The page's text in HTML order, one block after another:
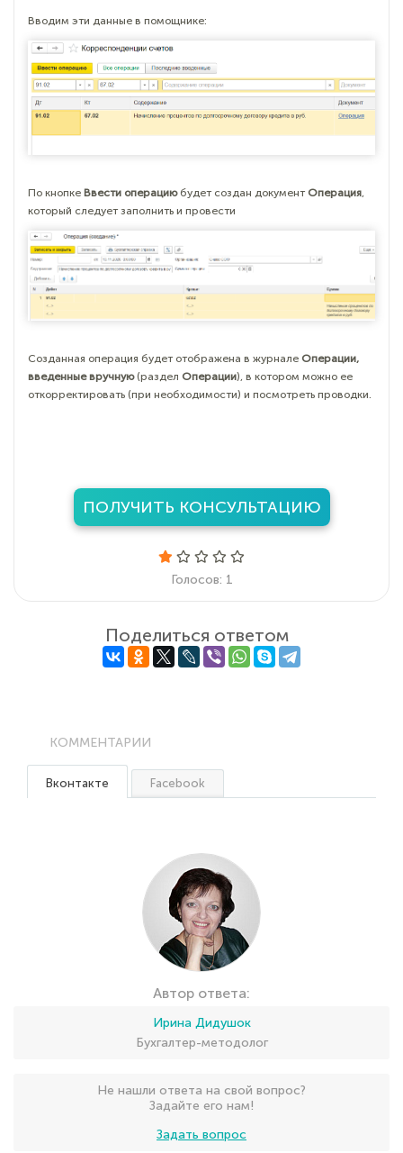
Вводим эти данные в помощнике:
По кнопке Ввести операциюбудет создан документ Операция,
который следует заполнить и провести
Созданная операция будет отображена в журнале Операции,
введенные вручную(раздел Операции), в котором можно ее
откорректировать (при необходимости) и посмотреть проводки.
ПОЛУЧИТЬ КОНСУЛЬТАЦИЮ
Голосов: 1
Поделиться ответом
КОММЕНТАРИИ
Вконтакте Facebook
Автор ответа:
Ирина Дидушок
Бухгалтер-методолог
Не нашли ответа на свой вопрос?
Задайте его нам!
Задать вопрос